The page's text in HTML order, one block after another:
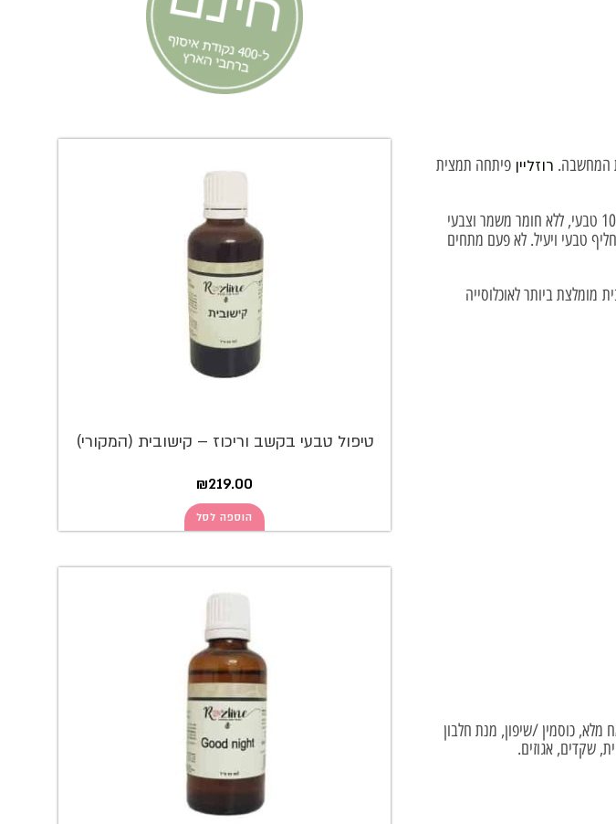
המחשבה. רוזליין פיתחה תמצית
היא בפורמולה טבעית מדהימה וייחודית לקשב וריכוז. "קישובית" הינה פורמולה טבעית מבית רוזליין 100% טבעי, ללא חומר משמר וצבעי
טבעי ויעיל. לא פעם מתחים
מומלצת ביותר לאוכלוסייה
כוסמין /שיפון, מנת חלבון
שקדים, אגוזים.
טיפול טבעי בקשב וריכוז – קישובית (המקורי)
₪219.00
הוספה לסל